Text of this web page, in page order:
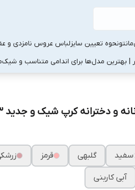
مانتونحوه تعیین سایزلباس عروس نامزدی و
| بهترین مدل‌ها برای اندامی متناسب و شیک
و دخترانه کرپ شیک و جدید ۱۶۰۳
سفید گلبهی قرمز
آبی کاربنی